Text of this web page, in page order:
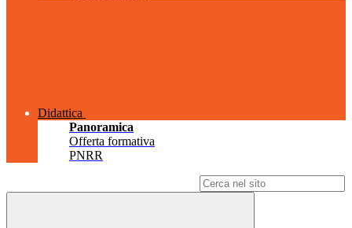
Didattica
Panoramica
Offerta formativa
PNRR